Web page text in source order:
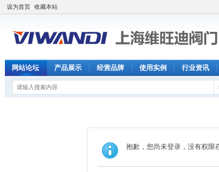
设为首页 收藏本站
网站论坛 产品展示 经营品牌 使用实例 行业资讯
抱歉，您尚未登录，没有权限